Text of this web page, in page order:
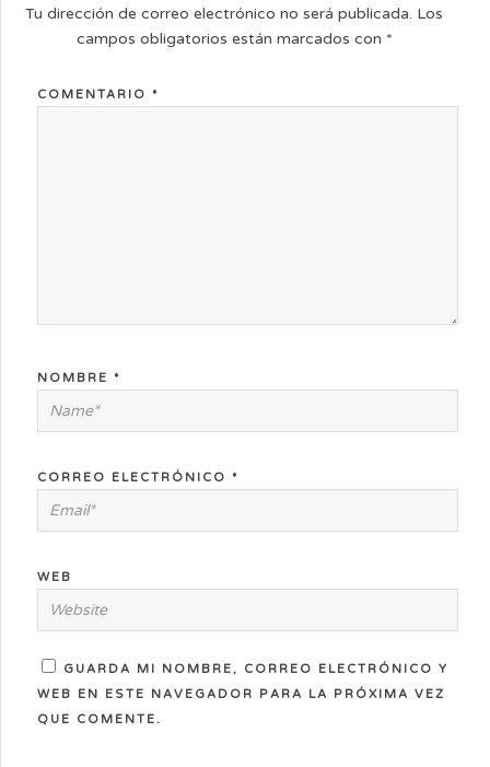
Tu dirección de correo electrónico no será publicada. Los
campos obligatorios están marcados con *
COMENTARIO *
NOMBRE *
CORREO ELECTRÓNICO *
WEB
GUARDA MI NOMBRE, CORREO ELECTRÓNICO Y
WEB EN ESTE NAVEGADOR PARA LA PRÓXIMA VEZ
QUE COMENTE.